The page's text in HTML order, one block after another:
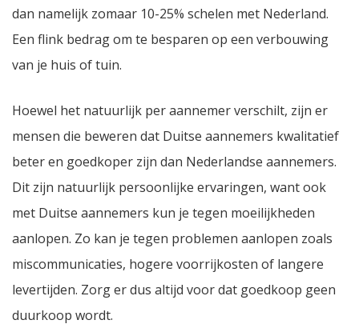
dan namelijk zomaar 10-25% schelen met Nederland.
Een flink bedrag om te besparen op een verbouwing
van je huis of tuin.
Hoewel het natuurlijk per aannemer verschilt, zijn er
mensen die beweren dat Duitse aannemers kwalitatief
beter en goedkoper zijn dan Nederlandse aannemers.
Dit zijn natuurlijk persoonlijke ervaringen, want ook
met Duitse aannemers kun je tegen moeilijkheden
aanlopen. Zo kan je tegen problemen aanlopen zoals
miscommunicaties, hogere voorrijkosten of langere
levertijden. Zorg er dus altijd voor dat goedkoop geen
duurkoop wordt.